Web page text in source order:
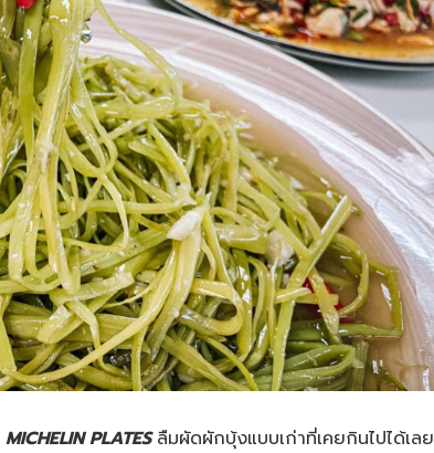
MICHELIN PLATES ลืมผัดผักบุ้งแบบเก่าที่เคยกินไปได้เลย